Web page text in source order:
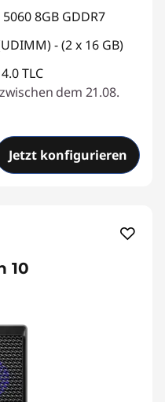
8GB GDDR7
- (2 x 16 GB)
TLC
dem 21.08.
Jetzt konfigurieren
10